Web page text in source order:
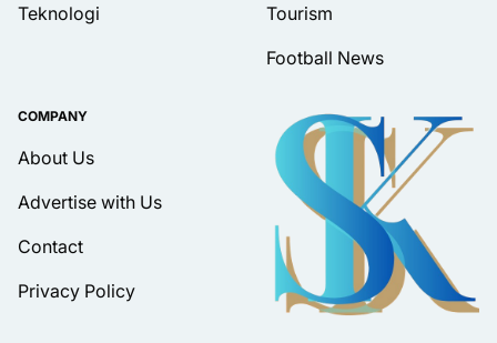
Teknologi
Tourism
Football News
COMPANY
About Us
Advertise with Us
Contact
Privacy Policy